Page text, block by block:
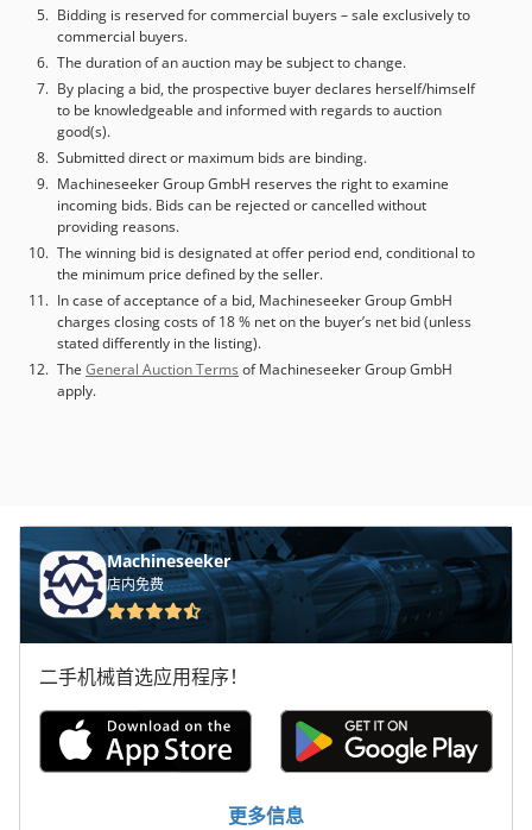
Bidding is reserved for commercial buyers – sale exclusively to
commercial buyers.
The duration of an auction may be subject to change.
By placing a bid, the prospective buyer declares herself/himself
to be knowledgeable and informed with regards to auction
good(s).
Submitted direct or maximum bids are binding.
Machineseeker Group GmbH reserves the right to examine
incoming bids. Bids can be rejected or cancelled without
providing reasons.
The winning bid is designated at offer period end, conditional to
the minimum price defined by the seller.
In case of acceptance of a bid, Machineseeker Group GmbH
charges closing costs of 18 % net on the buyer’s net bid (unless
stated differently in the listing).
The General Auction Terms of Machineseeker Group GmbH
apply.
Machineseeker
店内免费
二手机械首选应用程序！
更多信息